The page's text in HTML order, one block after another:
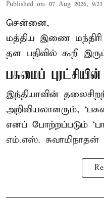
Published on: 07 Aug 2026,
சென்னை,
மத்திய இணை மந்திரி
தள பதிவில் கூறி
பசுமைப்
இந்தியாவின்
அறிவியலாளரும்,
எனப் போற்றப்படும்
எம்.எஸ். சுவாமிநாதன்